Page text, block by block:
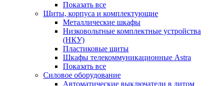
Показать все
Щиты, корпуса и комплектующие
Металлические шкафы
Низковольтные комплектные устройства
(НКУ)
Пластиковые щиты
Шкафы телекоммуникационные Astra
Показать все
Силовое оборудование
Автоматические выключатели в литом